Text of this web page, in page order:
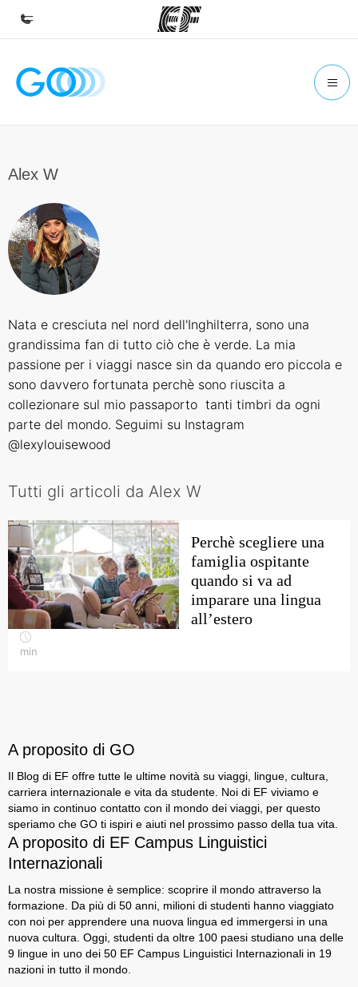
Homepage
Trova l'ufficio più vicino
Chi siamo
La nostra organizzazione
Alex W
Nata e cresciuta nel nord dell'Inghilterra, sono una
grandissima fan di tutto ciò che è verde. La mia
passione per i viaggi nasce sin da quando ero piccola e
sono davvero fortunata perchè sono riuscita a
collezionare sul mio passaporto tanti timbri da ogni
parte del mondo. Seguimi su Instagram
@lexylouisewood
Tutti gli articoli da Alex W
Perchè scegliere una
famiglia ospitante
quando si va ad
imparare una lingua
all’estero
min
A proposito di GO
Il Blog di EF offre tutte le ultime novità su viaggi, lingue, cultura,
carriera internazionale e vita da studente. Noi di EF viviamo e
siamo in continuo contatto con il mondo dei viaggi, per questo
speriamo che GO ti ispiri e aiuti nel prossimo passo della tua vita.
A proposito di EF Campus Linguistici
Internazionali
La nostra missione è semplice: scoprire il mondo attraverso la
formazione. Da più di 50 anni, milioni di studenti hanno viaggiato
con noi per apprendere una nuova lingua ed immergersi in una
nuova cultura. Oggi, studenti da oltre 100 paesi studiano una delle
9 lingue in uno dei 50 EF Campus Linguistici Internazionali in 19
nazioni in tutto il mondo.